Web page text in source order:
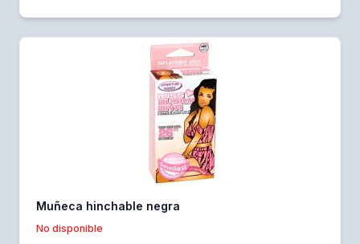
Muñeca hinchable negra
No disponible